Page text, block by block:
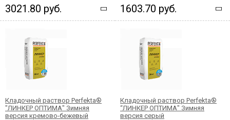
3021.80 руб. 1603.70 руб.
Кладочный раствор Perfekta®
"ЛИНКЕР ОПТИМА" Зимняя
версия кремово-бежевый
Кладочный раствор Perfekta®
“ЛИНКЕР ОПТИМА" Зимняя
версия серый